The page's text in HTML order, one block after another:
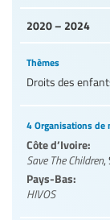
2020 – 2024
Thèmes
Droits des
4 Organisations
Côte d’Ivoire:
Save The Children,
Pays-Bas:
HIVOS